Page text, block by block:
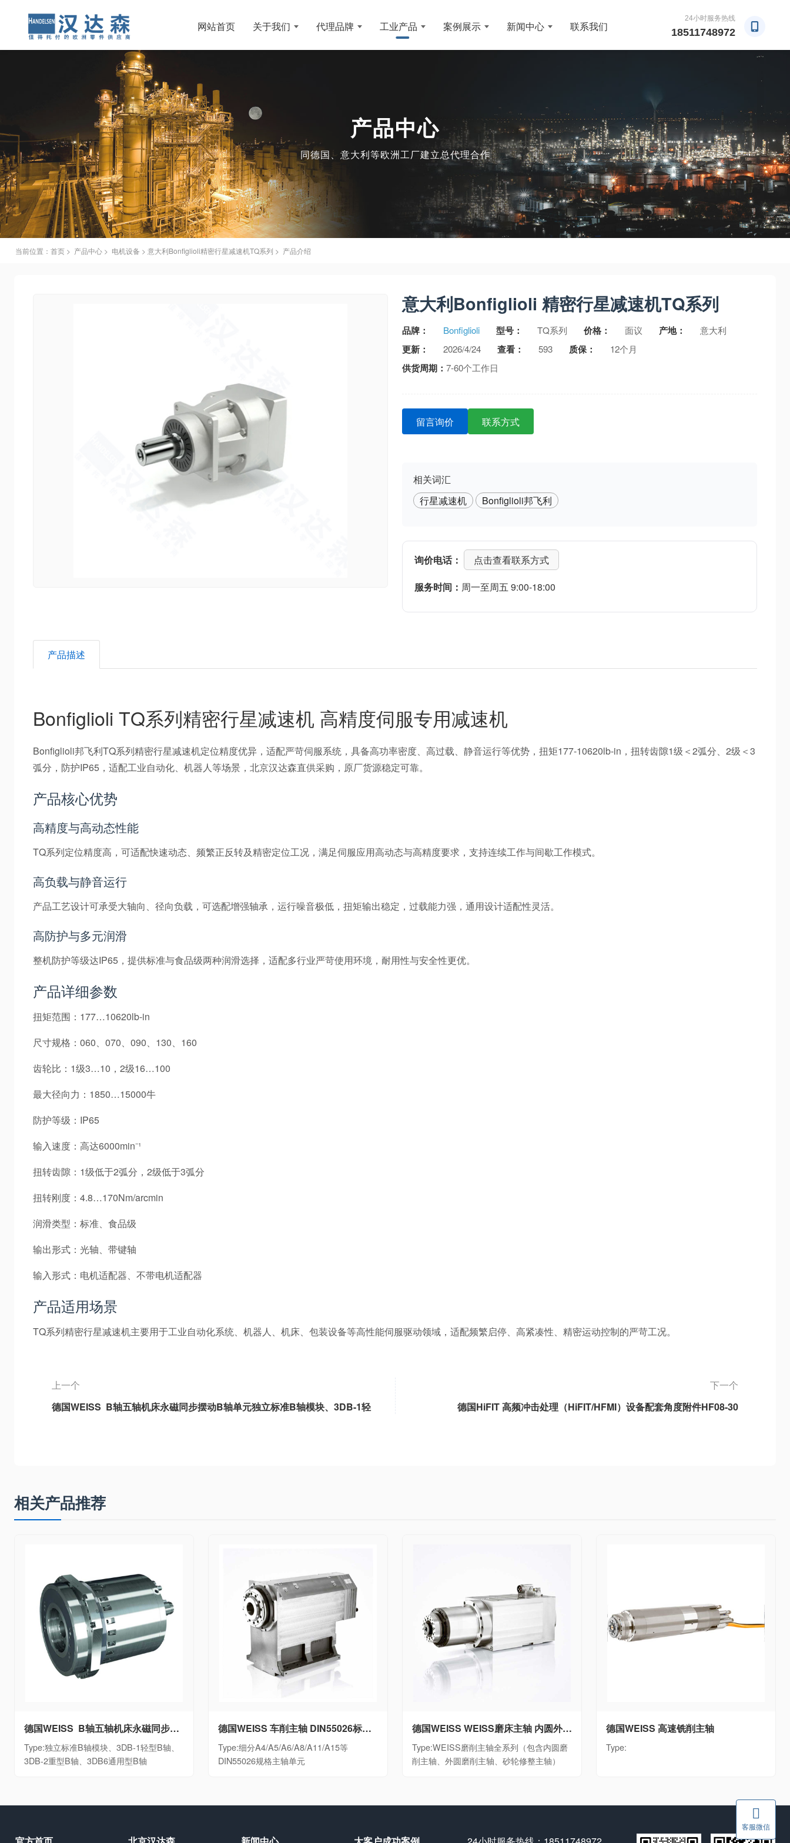
网站首页 关于我们 代理品牌 工业产品 案例展示 新闻中心 联系我们
24小时服务热线
18511748972
产品中心
同德国、意大利等欧洲工厂建立总代理合作
当前位置： 首页> 产品中心> 电机设备 > 意大利Bonfiglioli精密行星减速机TQ系列 > 产品介绍
意大利Bonfiglioli 精密行星减速机TQ系列
品牌： Bonfiglioli 型号： TQ系列 价格： 面议 产地： 意大利
更新： 2026/4/24 查看： 593 质保： 12个月
供货周期： 7-60个工作日
留言询价 联系方式
相关词汇
行星减速机
Bonfiglioli邦飞利
询价电话：
点击查看联系方式
服务时间： 周一至周五 9:00-18:00
产品描述
Bonfiglioli TQ系列精密行星减速机 高精度伺服专用减速机
Bonfiglioli邦飞利TQ系列精密行星减速机定位精度优异，适配严苛伺服系统，具备高功率密度、高过载、静音运行等优势，扭矩177-10620lb-in，扭转齿隙1级＜2弧分、2级＜3
弧分，防护IP65，适配工业自动化、机器人等场景，北京汉达森直供采购，原厂货源稳定可靠。
产品核心优势
高精度与高动态性能
TQ系列定位精度高，可适配快速动态、频繁正反转及精密定位工况，满足伺服应用高动态与高精度要求，支持连续工作与间歇工作模式。
高负载与静音运行
产品工艺设计可承受大轴向、径向负载，可选配增强轴承，运行噪音极低，扭矩输出稳定，过载能力强，通用设计适配性灵活。
高防护与多元润滑
整机防护等级达IP65，提供标准与食品级两种润滑选择，适配多行业严苛使用环境，耐用性与安全性更优。
产品详细参数
扭矩范围：177…10620lb-in
尺寸规格：060、070、090、130、160
齿轮比：1级3…10，2级16…100
最大径向力：1850…15000牛
防护等级：IP65
输入速度：高达6000min⁻¹
扭转齿隙：1级低于2弧分，2级低于3弧分
扭转刚度：4.8…170Nm/arcmin
润滑类型：标准、食品级
输出形式：光轴、带键轴
输入形式：电机适配器、不带电机适配器
产品适用场景
TQ系列精密行星减速机主要用于工业自动化系统、机器人、机床、包装设备等高性能伺服驱动领域，适配频繁启停、高紧凑性、精密运动控制的严苛工况。
上一个
德国WEISS B轴五轴机床永磁同步摆动B轴单元独立标准B轴模块、3DB-1轻
下一个
德国HiFIT 高频冲击处理（HiFIT/HFMI）设备配套角度附件HF08-30
相关产品推荐
德国WEISS B轴五轴机床永磁同步摆动B轴单元独立标准B轴模块、3DB-1轻型B轴、3DB-2重型B轴、3DB6通用型B轴
Type:独立标准B轴模块、3DB-1轻型B轴、
3DB-2重型B轴、3DB6通用型B轴
德国WEISS 车削主轴 DIN55026标准大功率数控车床电主轴细分A4/A5/A6/A8/A11/A15等DIN55026规格主轴单元
Type:细分A4/A5/A6/A8/A11/A15等
DIN55026规格主轴单元
德国WEISS WEISS磨床主轴 内圆外圆磨削电主轴单元WEISS磨削主轴全系列（包含内圆磨削主轴、外圆磨削主轴、砂轮修整主轴）
Type:WEISS磨削主轴全系列（包含内圆磨
削主轴、外圆磨削主轴、砂轮修整主轴）
德国WEISS 高速铣削主轴
Type:
客服微信